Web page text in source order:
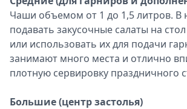
Чаши объемом от 1 до 1,5 литров. В
подавать закусочные салаты на
или использовать их для подачи
занимают много места и отлично
плотную сервировку праздничного
Большие (центр застолья)